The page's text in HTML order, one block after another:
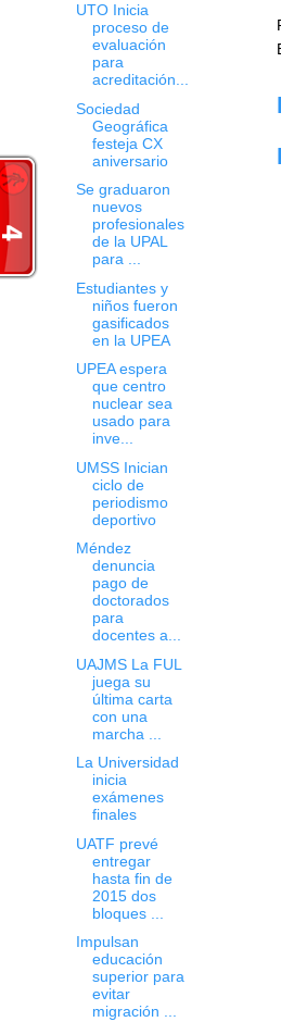
UTO Inicia
proceso de
evaluación
para
acreditación...
Sociedad
Geográfica
festeja CX
aniversario
Se graduaron
nuevos
profesionales
de la UPAL
para ...
Estudiantes y
niños fueron
gasificados
en la UPEA
UPEA espera
que centro
nuclear sea
usado para
inve...
UMSS Inician
ciclo de
periodismo
deportivo
Méndez
denuncia
pago de
doctorados
para
docentes a...
UAJMS La FUL
juega su
última carta
con una
marcha ...
La Universidad
inicia
exámenes
finales
UATF prevé
entregar
hasta fin de
2015 dos
bloques ...
Impulsan
educación
superior para
evitar
migración ...